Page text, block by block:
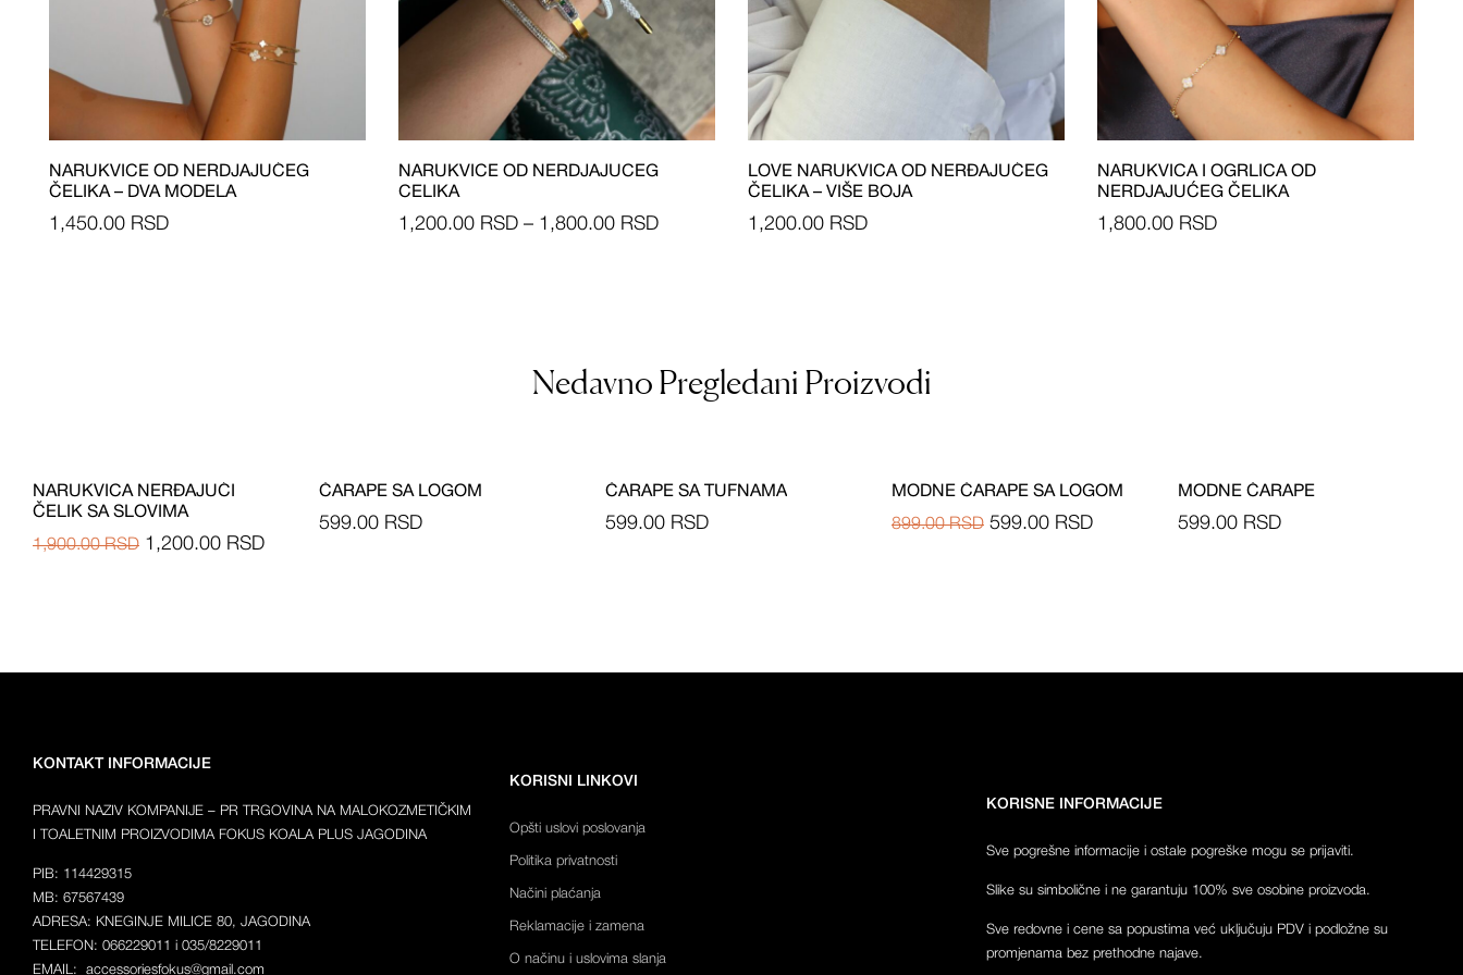
NARUKVICE OD NERDJAJUĆEG
ČELIKA – DVA MODELA
1,450.00 RSD
NARUKVICE OD NERDJAJUCEG
CELIKA
1,200.00 RSD – 1,800.00 RSD
LOVE NARUKVICA OD NERĐAJUĆEG
ČELIKA – VIŠE BOJA
1,200.00 RSD
NARUKVICA I OGRLICA OD
NERDJAJUĆEG ČELIKA
1,800.00 RSD
Nedavno Pregledani Proizvodi
NARUKVICA NERĐAJUĆI
ČELIK SA SLOVIMA
1,900.00RSD 1,200.00 RSD
ČARAPE SA LOGOM
599.00 RSD
ČARAPE SA TUFNAMA
599.00 RSD
MODNE ČARAPE SA LOGOM
899.00RSD 599.00 RSD
MODNE ČARAPE
599.00 RSD
KONTAKT INFORMACIJE
PRAVNI NAZIV KOMPANIJE – PR TRGOVINA NA MALOKOZMETIČKIM
I TOALETNIM PROIZVODIMA FOKUS KOALA PLUS JAGODINA
PIB: 114429315
MB: 67567439
ADRESA: KNEGINJE MILICE 80, JAGODINA
TELEFON: 066229011 i 035/8229011
EMAIL: accessoriesfokus@gmail.com
KORISNI LINKOVI
Opšti uslovi poslovanja
Politika privatnosti
Načini plaćanja
Reklamacije i zamena
O načinu i uslovima slanja
KORISNE INFORMACIJE
Sve pogrešne informacije i ostale pogreške mogu se prijaviti.
Slike su simbolične i ne garantuju 100% sve osobine proizvoda.
Sve redovne i cene sa popustima već uključuju PDV i podložne su
promjenama bez prethodne najave.